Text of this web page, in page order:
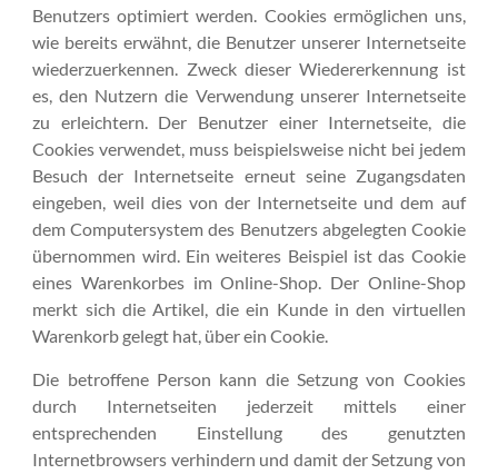
Benutzers optimiert werden. Cookies ermöglichen uns,
wie bereits erwähnt, die Benutzer unserer Internetseite
wiederzuerkennen. Zweck dieser Wiedererkennung ist
es, den Nutzern die Verwendung unserer Internetseite
zu erleichtern. Der Benutzer einer Internetseite, die
Cookies verwendet, muss beispielsweise nicht bei jedem
Besuch der Internetseite erneut seine Zugangsdaten
eingeben, weil dies von der Internetseite und dem auf
dem Computersystem des Benutzers abgelegten Cookie
übernommen wird. Ein weiteres Beispiel ist das Cookie
eines Warenkorbes im Online-Shop. Der Online-Shop
merkt sich die Artikel, die ein Kunde in den virtuellen
Warenkorb gelegt hat, über ein Cookie.
Die betroffene Person kann die Setzung von Cookies
durch Internetseiten jederzeit mittels einer
entsprechenden Einstellung des genutzten
Internetbrowsers verhindern und damit der Setzung von